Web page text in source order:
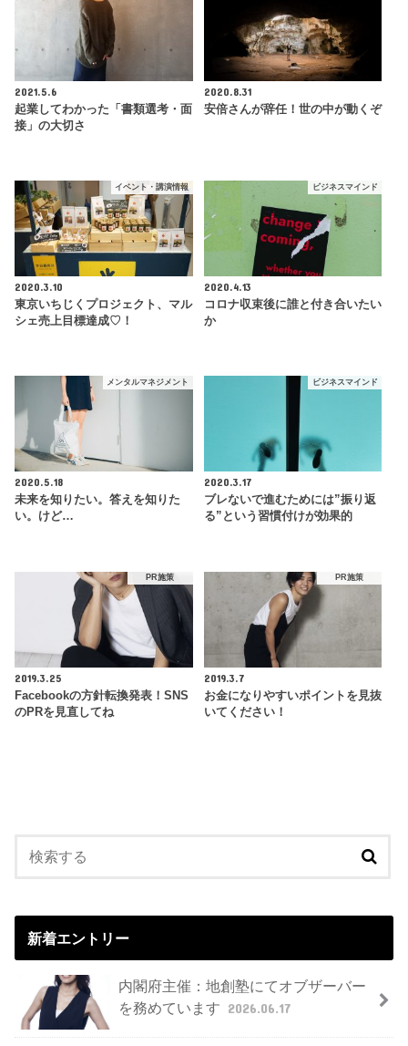
2021.5.6
起業してわかった「書類選考・面
接」の大切さ
2020.8.31
安倍さんが辞任！世の中が動くぞ
イベント・講演情報
2020.3.10
東京いちじくプロジェクト、マル
シェ売上目標達成♡！
ビジネスマインド
2020.4.13
コロナ収束後に誰と付き合いたい
か
メンタルマネジメント
2020.5.18
未来を知りたい。答えを知りた
い。けど…
ビジネスマインド
2020.3.17
ブレないで進むためには”振り返
る”という習慣付けが効果的
PR施策
2019.3.25
Facebookの方針転換発表！SNS
のPRを見直してね
PR施策
2019.3.7
お金になりやすいポイントを見抜
いてください！
新着エントリー
内閣府主催：地創塾にてオブザーバー
を務めています 2026.06.17